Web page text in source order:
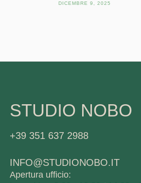
DICEMBRE 9, 2025
STUDIO NOBO
+39 351 637 2988
INFO@STUDIONOBO.IT
Apertura ufficio: